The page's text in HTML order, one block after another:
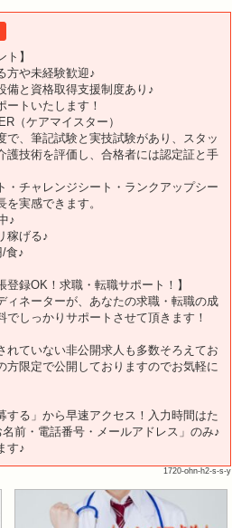
】
や未経験歓迎♪
と資格取得支援制度あり♪
トいたします！
（ケアマイスター）
で、筆記試験と実技試験があり、スタッ
護技術を評価し、合格者には認定証と手
チャレンジシート・ランクアップシー
実感できます。
♪
稼げる♪
食♪
登録OK！求職・転職サポート！】
ィネーターが、あなたの求職・転職の成
でしっかりサポートさせて頂きます！
れていない非公開求人も多数そろえてお
方限定で公開しておりますのでお気軽に
する」から早速アクセス！入力時間はた
前・電話番号・メールアドレス」のみ♪
す♪
1720-ohn-h2-s-s-y